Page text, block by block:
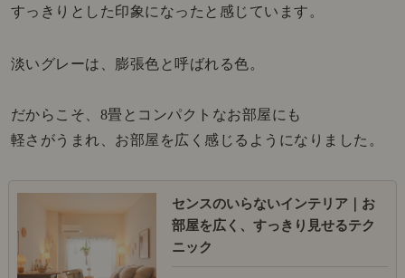
すっきりとした印象になったと感じています。
淡いグレーは、膨張色と呼ばれる色。
だからこそ、8畳とコンパクトなお部屋にも
軽さがうまれ、お部屋を広く感じるようになりました。
センスのいらないインテリア｜お
部屋を広く、すっきり見せるテク
ニック